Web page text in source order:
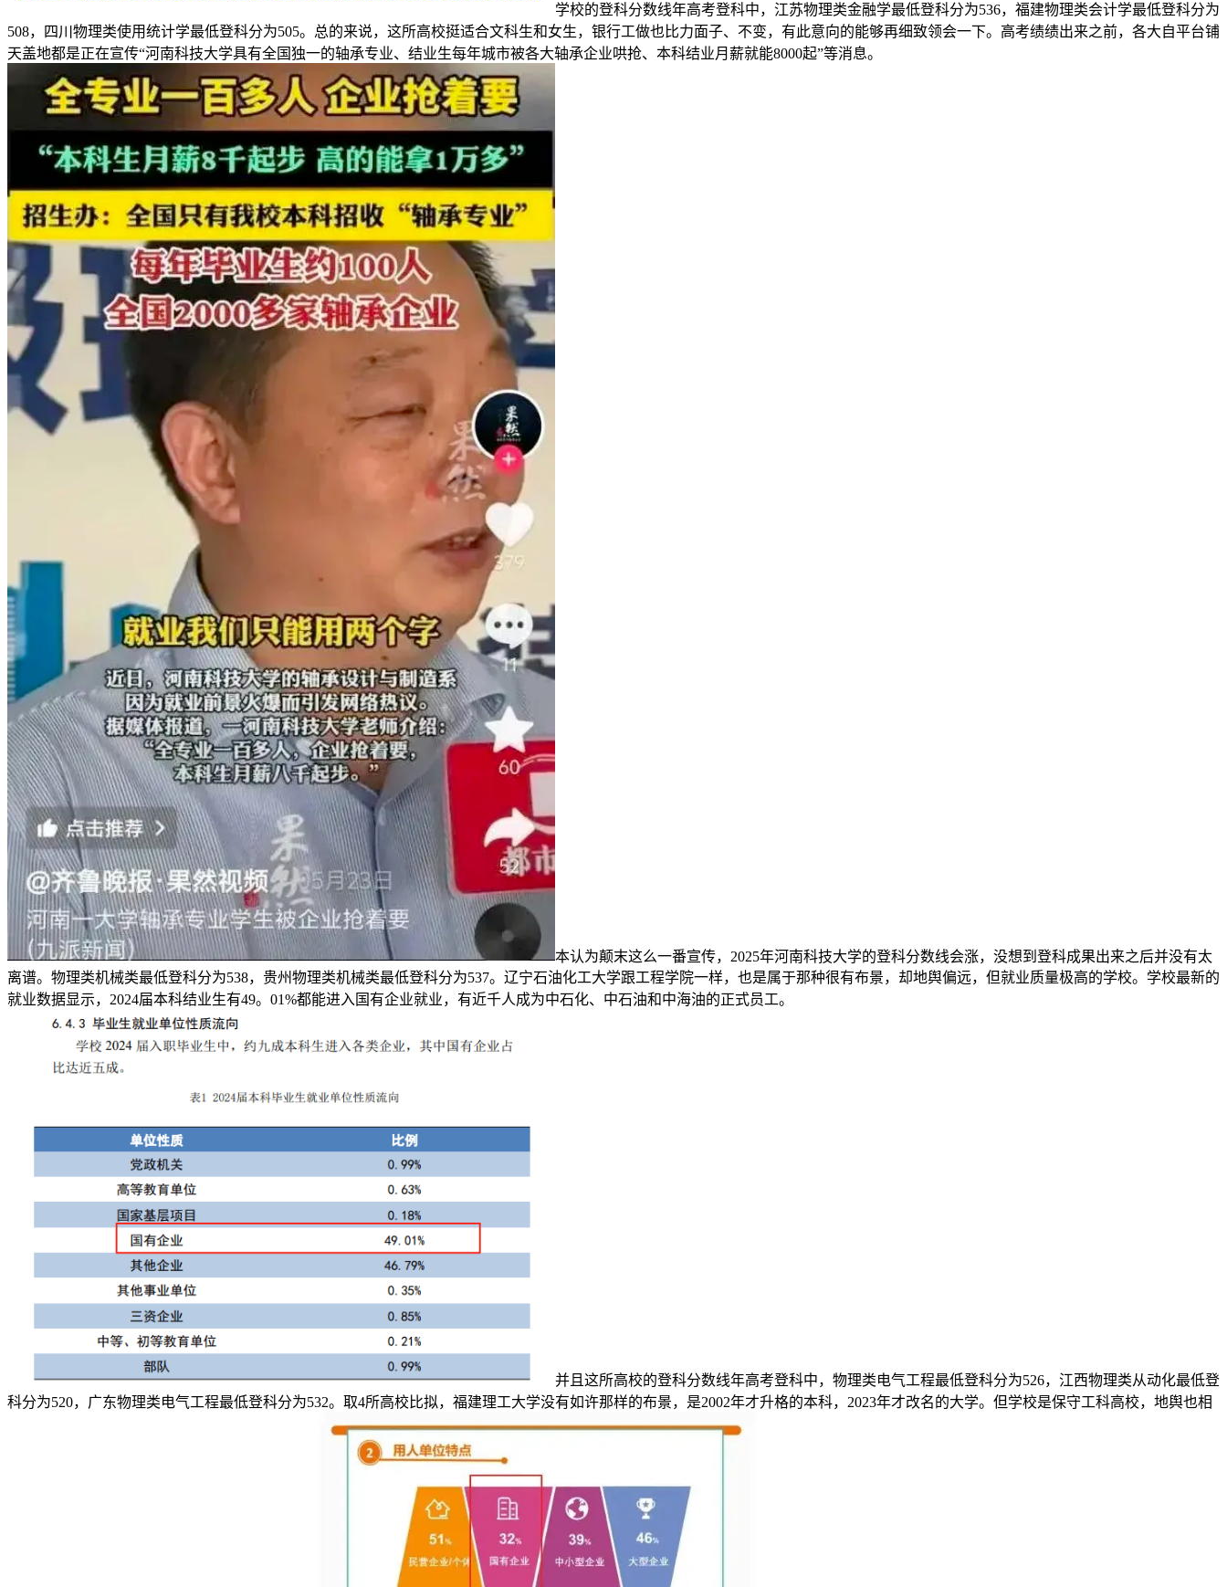
学校的登科分数线年高考登科中，江苏物理类金融学最低登科分为536，福建物理类会计学最低登科分为
508，四川物理类使用统计学最低登科分为505。总的来说，这所高校挺适合文科生和女生，银行工做也比力面子、不变，有此意向的能够再细致领会一下。高考绩绩出来之前，各大自平台铺
天盖地都是正在宣传“河南科技大学具有全国独一的轴承专业、结业生每年城市被各大轴承企业哄抢、本科结业月薪就能8000起”等消息。
本认为颠末这么一番宣传，2025年河南科技大学的登科分数线会涨，没想到登科成果出来之后并没有太
离谱。物理类机械类最低登科分为538，贵州物理类机械类最低登科分为537。辽宁石油化工大学跟工程学院一样，也是属于那种很有布景，却地舆偏远，但就业质量极高的学校。学校最新的
就业数据显示，2024届本科结业生有49。01%都能进入国有企业就业，有近千人成为中石化、中石油和中海油的正式员工。
并且这所高校的登科分数线年高考登科中，物理类电气工程最低登科分为526，江西物理类从动化最低登
科分为520，广东物理类电气工程最低登科分为532。取4所高校比拟，福建理工大学没有如许那样的布景，是2002年才升格的本科，2023年才改名的大学。但学校是保守工科高校，地舆也相